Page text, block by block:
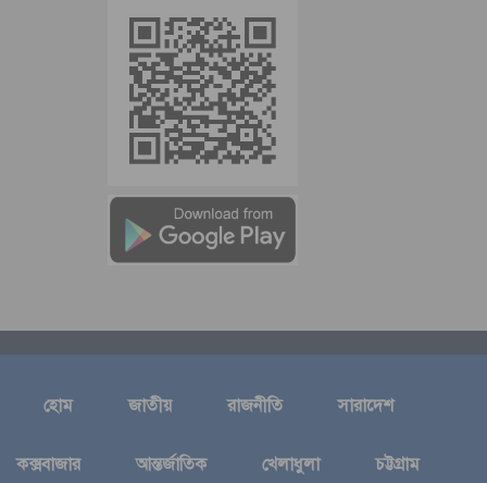
হোম জাতীয় রাজনীতি সারাদেশ
কক্সবাজার আন্তর্জাতিক খেলাধুলা চট্টগ্রাম